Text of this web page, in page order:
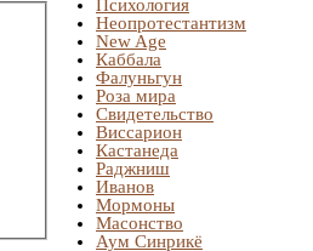
Психология
Неопротестантизм
New Age
Каббала
Фалуньгун
Роза мира
Свидетельство
Виссарион
Кастанеда
Раджниш
Иванов
Мормоны
Масонство
Аум Синрикё